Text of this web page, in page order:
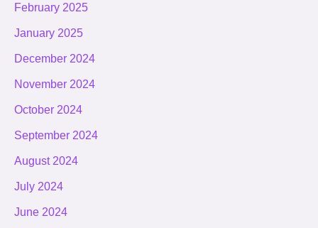
February 2025
January 2025
December 2024
November 2024
October 2024
September 2024
August 2024
July 2024
June 2024